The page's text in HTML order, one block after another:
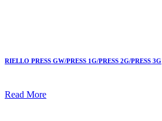
RIELLO PRESS GW/PRESS 1G/PRESS 2G/PRESS 3G
Read More